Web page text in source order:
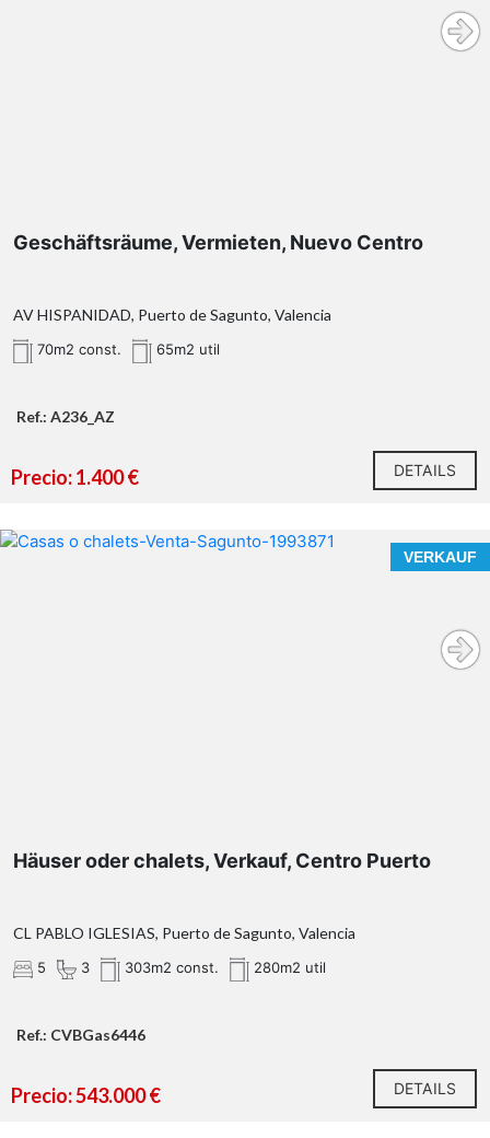
Geschäftsräume, Vermieten, Nuevo Centro
AV HISPANIDAD, Puerto de Sagunto, Valencia
70m2 const. 65m2 util
Ref.: A236_AZ
Precio: 1.400 € DETAILS
VERKAUF
Häuser oder chalets, Verkauf, Centro Puerto
CL PABLO IGLESIAS, Puerto de Sagunto, Valencia
5 3 303m2 const. 280m2 util
Ref.: CVBGas6446
Precio: 543.000 € DETAILS